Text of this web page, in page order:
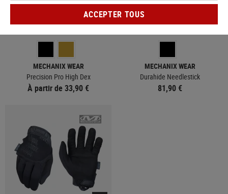
MAJORITAIREMENT EN STOCK
MECHANIX WEAR
Precision Pro High Dex
À partir de 33,90 €
EN STOCK
MECHANIX WEAR
Durahide Needlestick
81,90 €
ACCEPTER TOUS